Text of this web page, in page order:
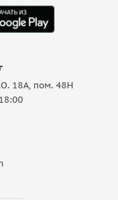
18A, пом. 48Н